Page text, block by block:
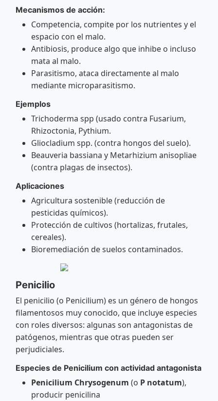
Mecanismos de acción:
Competencia, compite por los nutrientes y el
espacio con el malo.
Antibiosis, produce algo que inhibe o incluso
mata al malo.
Parasitismo, ataca directamente al malo
mediante microparasitismo.
Ejemplos
Trichoderma spp (usado contra Fusarium,
Rhizoctonia, Pythium.
Gliocladium spp. (contra hongos del suelo).
Beauveria bassiana y Metarhizium anisopliae
(contra plagas de insectos).
Aplicaciones
Agricultura sostenible (reducción de
pesticidas químicos).
Protección de cultivos (hortalizas, frutales,
cereales).
Bioremediación de suelos contaminados.
Penicilio
El penicilio (o Penicilium) es un género de hongos
filamentosos muy conocido, que incluye especies
con roles diversos: algunas son antagonistas de
patógenos, mientras que otras pueden ser
perjudiciales.
Especies de Penicilium con actividad antagonista
Penicilium Chrysogenum (o P notatum),
producir penicilina